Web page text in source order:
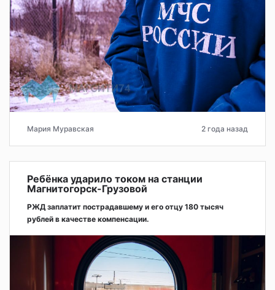
Мария Муравская 2 года назад
Ребёнка ударило током на станции
Магнитогорск-Грузовой
РЖД заплатит пострадавшему и его отцу 180 тысяч
рублей в качестве компенсации.